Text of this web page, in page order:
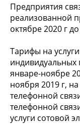
Предприятия
реализованной
октябре 2020 г
Тарифы на
январе-ноябре
ноября 2019 г,
телефонной
телефонной
услуги сотовой